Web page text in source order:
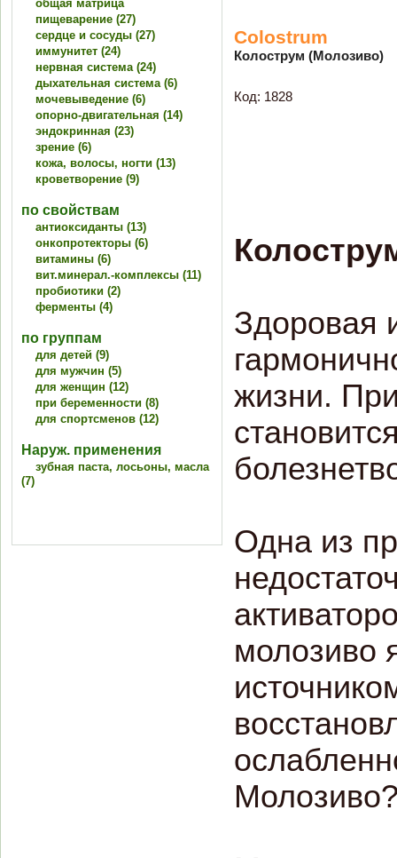
общая матрица
пищеварение (27)
сердце и сосуды (27)
иммунитет (24)
нервная система (24)
дыхательная система (6)
мочевыведение (6)
опорно-двигательная (14)
эндокринная (23)
зрение (6)
кожа, волосы, ногти (13)
кроветворение (9)
по свойствам
антиоксиданты (13)
онкопротекторы (6)
витамины (6)
вит.минерал.-комплексы (11)
пробиотики (2)
ферменты (4)
по группам
для детей (9)
для мужчин (5)
для женщин (12)
при беременности (8)
для спортсменов (12)
Наруж. применения
зубная паста, лосьоны, масла
(7)
Colostrum
Колострум (Молозиво)
Код: 1828
Здоровая
жизни.
Одна из
молозиво